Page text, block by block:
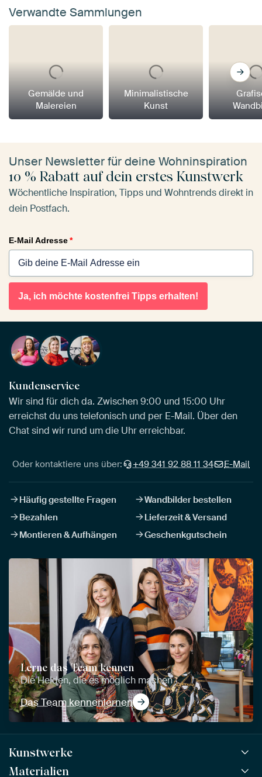
Verwandte Sammlungen
Gemälde und
Malereien
Minimalistische
Kunst
Unser Newsletter für deine Wohninspiration
10 % Rabatt auf dein erstes Kunstwerk
Wöchentliche Inspiration, Tipps und Wohntrends direkt in
dein Postfach.
E-Mail Adresse*
Ja, ich möchte kostenfrei Tipps erhalten!
Kundenservice
Wir sind für dich da. Zwischen 9:00 und 15:00 Uhr
erreichst du uns telefonisch und per E-Mail. Über den
Chat sind wir rund um die Uhr erreichbar.
Oder kontaktiere uns über: +49 341 92 88 11 34 E-Mail
Häufig gestellte Fragen
Wandbilder bestellen
Bezahlen
Lieferzeit & Versand
Montieren & Aufhängen
Geschenkgutschein
Lerne das Team kennen
Die Helden, die es möglich machen
Das Team kennenlernen
Kunstwerke
Alle Kunstwerke
Materialien